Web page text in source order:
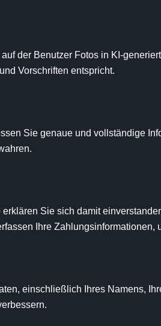
der Benutzer Fotos in KI-
Vorschriften entspricht.
Sie genaue und vollständige
Sie sich damit
Ihre Zahlungsinformationen,
einschließlich Ihres Namens,